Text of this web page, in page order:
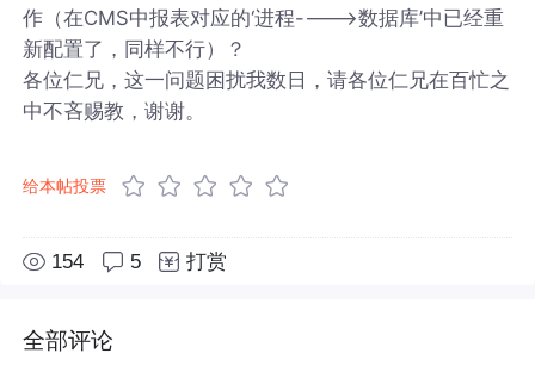
作（在CMS中报表对应的‘进程---->数据库’中已经重
新配置了，同样不行）？
各位仁兄，这一问题困扰我数日，请各位仁兄在百忙之
中不吝赐教，谢谢。
给本帖投票
154 5 打赏
全部评论